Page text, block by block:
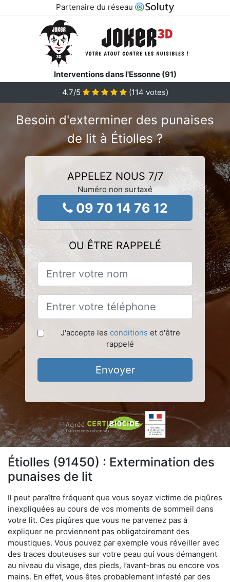
Partenaire du réseau
Interventions dans l'Essonne (91)
4.7/5 (114 votes)
Besoin d'exterminer des punaises
de lit à Étiolles ?
APPELEZ NOUS 7/7
Numéro non surtaxé
09 70 14 76 12
OU ÊTRE RAPPELÉ
J'accepte les conditions et d'être
rappelé
Envoyer
Étiolles (91450) : Extermination des
punaises de lit
Il peut paraître fréquent que vous soyez victime de piqûres
inexpliquées au cours de vos moments de sommeil dans
votre lit. Ces piqûres que vous ne parvenez pas à
expliquer ne proviennent pas obligatoirement des
moustiques. Vous pouvez par exemple vous réveiller avec
des traces douteuses sur votre peau qui vous démangent
au niveau du visage, des pieds, l’avant-bras ou encore vos
mains. En effet, vous êtes probablement infesté par des